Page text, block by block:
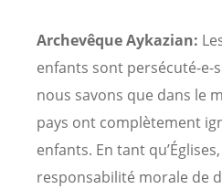
Archevêque Aykazian:
enfants sont persécuté-e-
nous savons que dans le
pays ont complètement
enfants. En tant
responsabilité morale de